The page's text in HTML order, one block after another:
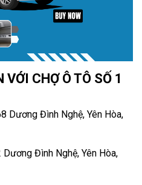
CHỢ Ô TÔ SỐ 1
Dương Đình Nghệ, Yên Hòa,
Dương Đình Nghệ, Yên Hòa,